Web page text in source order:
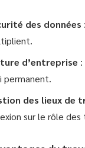
des données
d’entreprise
permanent.
des lieux de
sur le rôle des